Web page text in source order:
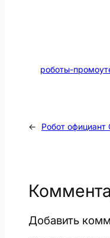
роботы-
← Робот официант
Добавить